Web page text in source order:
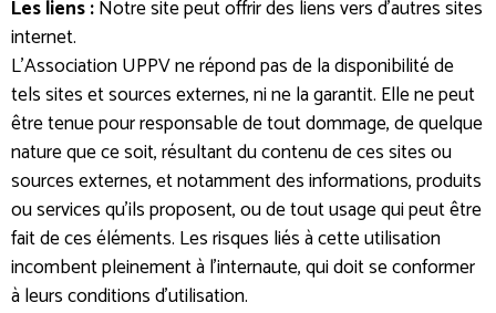
Les liens :Notre site peut offrir des liens vers d’autres sites
internet.
L'Association UPPV ne répond pas de la disponibilité de
tels sites et sources externes, ni ne la garantit. Elle ne peut
être tenue pour responsable de tout dommage, de quelque
nature que ce soit, résultant du contenu de ces sites ou
sources externes, et notamment des informations, produits
ou services qu’ils proposent, ou de tout usage qui peut être
fait de ces éléments. Les risques liés à cette utilisation
incombent pleinement à l’internaute, qui doit se conformer
à leurs conditions d’utilisation.